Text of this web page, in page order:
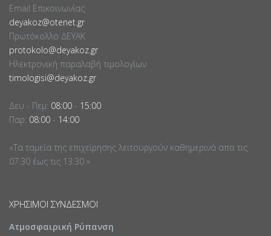
Email Επικοινωνίας
deyakoz@otenet.gr
Πρωτόκολλο ΔΕΥΑΚ
protokolo@deyakoz.gr
Ηλεκτρονική παραλαβή τιμολογίων
timologisi@deyakoz.gr
Δευ - Πεμ: 08:00 - 15:00
Παρ: 08:00 - 14:00
«Τα ταμεία της επιχείρησης λειτουργούν καθημερινά απο τις
07:30 έως τις 13:30 »
ΧΡΉΣΙΜΟΙ ΣΎΝΔΕΣΜΟΙ
Ατμοσφαιρική Ρύπανση